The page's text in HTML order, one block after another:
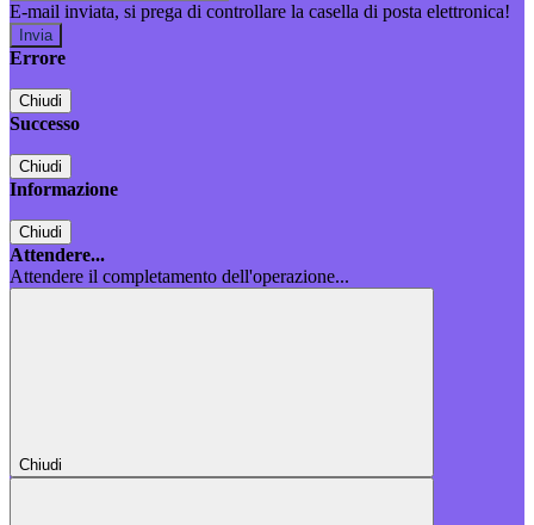
E-mail inviata, si prega di controllare la casella di posta elettronica!
Errore
Chiudi
Successo
Chiudi
Informazione
Chiudi
Attendere...
Attendere il completamento dell'operazione...
Chiudi